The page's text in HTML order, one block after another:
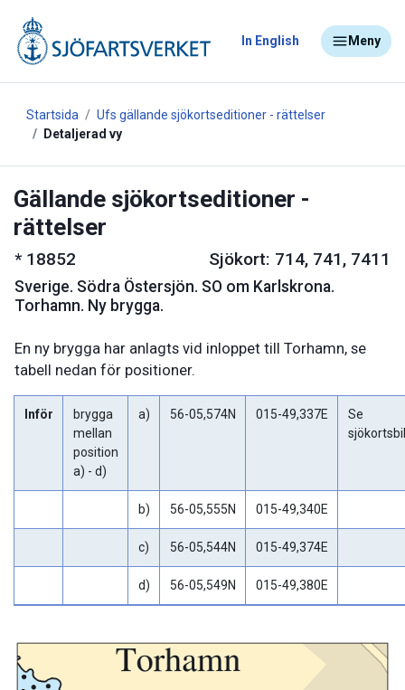
In English Meny
Startsida
Ufs gällande sjökortseditioner - rättelser
Detaljerad vy
Gällande sjökortseditioner -
rättelser
* 18852 Sjökort: 714, 741, 7411
Sverige. Södra Östersjön. SO om Karlskrona.
Torhamn. Ny brygga.
En ny brygga har anlagts vid inloppet till Torhamn, se
tabell nedan för positioner.
Inför
brygga
mellan
position
a) - d)
a) 56-05,574N 015-49,337E
Se
b) 56-05,555N 015-49,340E
c) 56-05,544N 015-49,374E
d) 56-05,549N 015-49,380E